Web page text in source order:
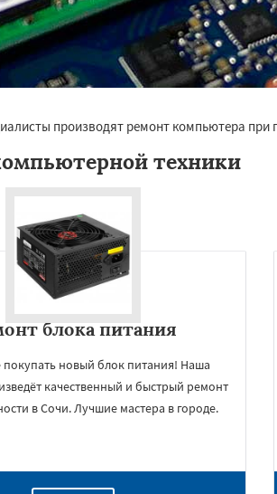
производят ремонт компьютера при
техники
блока питания
покупать новый блок питания! Наша
качественный и быстрый ремонт
в Сочи. Лучшие мастера в городе.